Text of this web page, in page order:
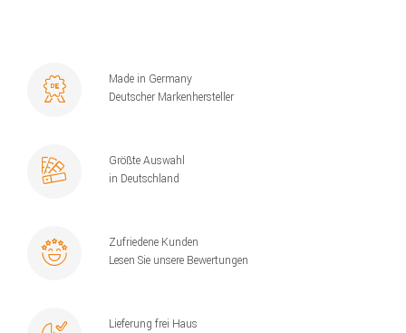
Made in Germany
Deutscher Markenhersteller
Größte Auswahl
in Deutschland
Zufriedene Kunden
Lesen Sie unsere Bewertungen
Lieferung frei Haus